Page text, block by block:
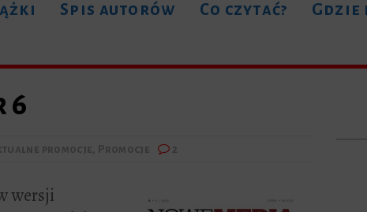
Spis autorów Co czytać?
Gdzie
6
wersji